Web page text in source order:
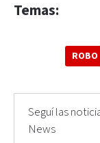
Temas:
ROBO
Seguí las
News